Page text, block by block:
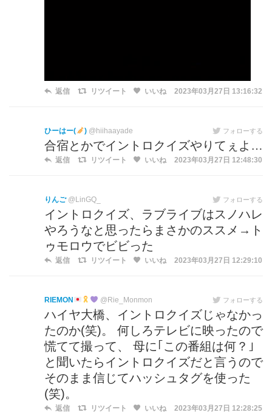
返信 リツイート いいね 2023年03月27日 13:16:32
ひーはー( ) @hiihaayade フォローする
合宿とかでイントロクイズやりてぇよ…
返信 リツイート いいね 2023年03月27日 12:48:30
りんご @LinGQ_ フォローする
イントロクイズ、ラブライブはスノハレ
やろうなと思ったらまさかのススメ→ト
ゥモロウでビビった
返信 リツイート いいね 2023年03月27日 12:29:10
RIEMON @Rie_Monmon フォローする
ハイヤ大橋、イントロクイズじゃなかっ
たのか(笑)。 何しろテレビに映ったので
慌てて撮って、 母に｢この番組は何？｣
と聞いたらイントロクイズだと言うので
そのまま信じてハッシュタグを使った
(笑)。
返信 リツイート いいね 2023年03月27日 12:28:25